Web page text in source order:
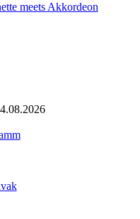
meets Akkordeon